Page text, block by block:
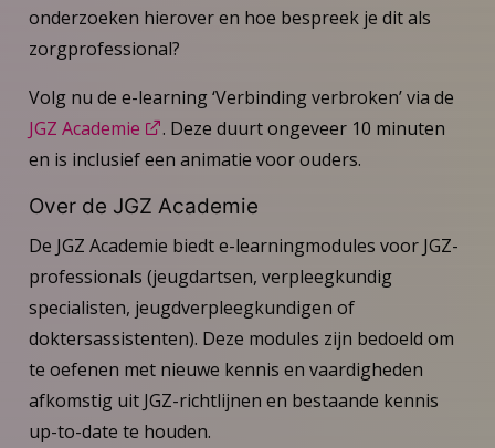
onderzoeken hierover en hoe bespreek je dit als
zorgprofessional?
Volg nu de e-learning ‘Verbinding verbroken’ via de
JGZ Academie
. Deze duurt ongeveer 10 minuten
en is inclusief een animatie voor ouders.
Over de JGZ Academie
De JGZ Academie biedt e-learningmodules voor JGZ-
professionals (jeugdartsen, verpleegkundig
specialisten, jeugdverpleegkundigen of
doktersassistenten). Deze modules zijn bedoeld om
te oefenen met nieuwe kennis en vaardigheden
afkomstig uit JGZ-richtlijnen en bestaande kennis
up-to-date te houden.